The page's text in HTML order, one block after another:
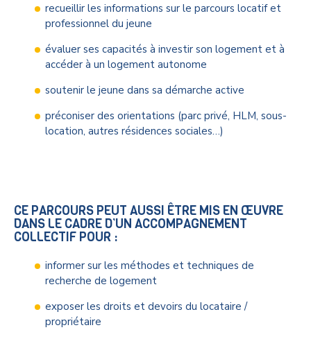
recueillir les informations sur le parcours locatif et
professionnel du jeune
évaluer ses capacités à investir son logement et à
accéder à un logement autonome
soutenir le jeune dans sa démarche active
préconiser des orientations (parc privé, HLM, sous-
location, autres résidences sociales…)
CE PARCOURS PEUT AUSSI ÊTRE MIS EN ŒUVRE
DANS LE CADRE D’UN ACCOMPAGNEMENT
COLLECTIF POUR :
informer sur les méthodes et techniques de
recherche de logement
exposer les droits et devoirs du locataire /
propriétaire